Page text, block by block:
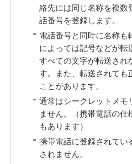
絡先には同じ名称を複数
話番号を登録します。
電話番号と同時に名称も
によっては記号などが転
すべての文字が転送され
す。また、転送されても
ことがあります。
通常はシークレットメモ
ません。（携帯電話の仕
もあります）
携帯電話に登録されてい
されません。